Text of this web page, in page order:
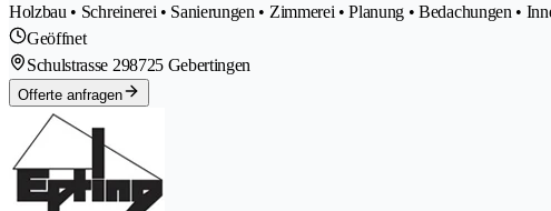
Holzbau • Schreinerei • Sanierungen • Zimmerei • Planung • Bedachungen •
Geöffnet
Schulstrasse 298725 Gebertingen
Offerte anfragen